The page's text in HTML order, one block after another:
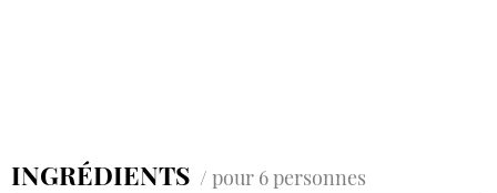
INGRÉDIENTS / pour 6 personnes